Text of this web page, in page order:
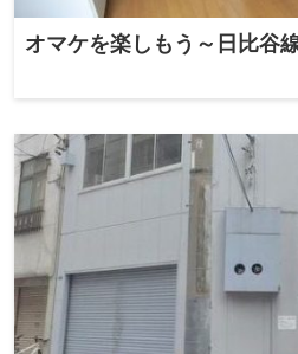
オマケを楽しもう～日比谷